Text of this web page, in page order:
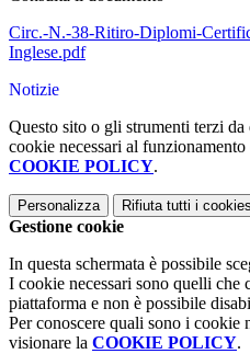
Circ.-N.-38-Ritiro-Diplomi-
Inglese.pdf
Notizie
Questo sito o gli strumenti terzi
cookie necessari al
COOKIE POLICY.
Personalizza Rifiuta tutti i cookies
Gestione cookie
In questa schermata è possibile
I cookie necessari sono quelli che
piattaforma e non è possibile
Per conoscere quali sono i cookie
visionare la COOKIE POLICY.